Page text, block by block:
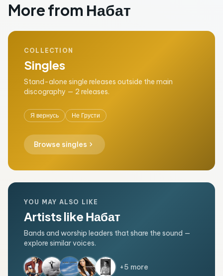
More from Набат
COLLECTION
Singles
Stand-alone single releases outside the main
discography — 2 releases.
Я вернусь Не Грусти
Browse singles chevron_right
YOU MAY ALSO LIKE
Artists like Набат
Bands and worship leaders that share the sound —
explore similar voices.
+5 more